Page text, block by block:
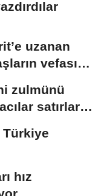
uzanan
vefası
zulmünü
satırlara
Türkiye
hız